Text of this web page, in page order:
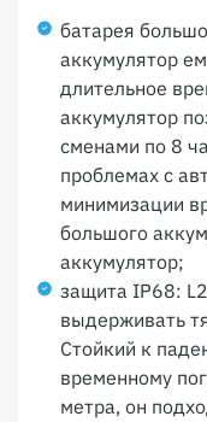
батарея
аккумулятор
длительное
аккумулятор
сменами по 8
проблемах с
минимизации
большого
аккумулятор;
защита IP68:
выдерживать
Стойкий к
временному
метра, он